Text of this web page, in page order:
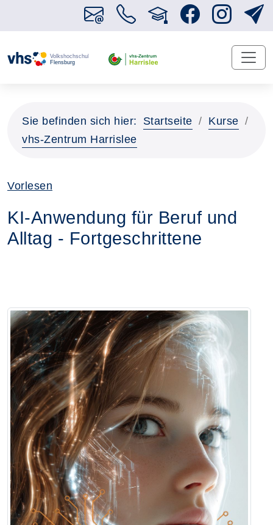
Sie befinden sich hier: Startseite
Kurse
vhs-Zentrum Harrislee
Vorlesen
KI-Anwendung für Beruf und
Alltag - Fortgeschrittene